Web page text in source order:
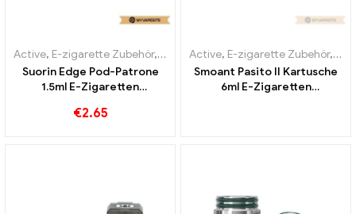
Active, E-zigarette Zubehör, Verdampfer
Suorin Edge Pod-Patrone
1.5ml E-Zigaretten
€2.65
Active, E-zigarette Zubehör,
Smoant Pasito II Kartusche
6ml E-Zigaretten